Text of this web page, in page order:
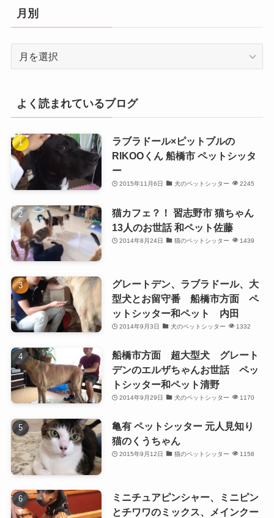
リ
ー
月別
よく読まれているブログ
ラブラドール×ピットブルの
RIKOOくん 船橋市 ペットシッタ
ー
2015年11月6日 犬のペットシッター 2245
猫カフェ？！ 習志野市 猫ちゃん
13人のお世話 和ペット佐藤
2014年8月24日 猫のペットシッター 1439
グレートデン、ラブラドール、大
型犬とお留守番 船橋市方面 ペ
ットシッター和ペット 内田
2014年9月3日 犬のペットシッター 1332
船橋市方面 超大型犬 グレート
デンのエルザちゃんお世話 ペッ
トシッター和ペット清野
2014年9月29日 犬のペットシッター 1170
亀有 ペットシッター 元人見知り
猫のくうちゃん
2015年9月12日 猫のペットシッター 1158
ミニチュアピンシャー、ミニピン
とチワワのミックス、メインクー